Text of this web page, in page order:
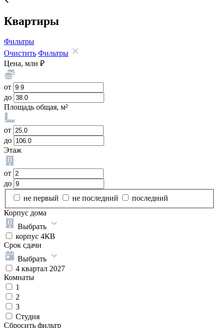
Квартиры
Фильтры
Очистить Фильтры
Цена, млн ₽
от
до
Площадь общая, м²
от
до
Этаж
от
до
не первый
не последний
последний
Корпус дома
Выбрать
корпус 4КВ
Срок сдачи
Выбрать
4 квартал 2027
Комнаты
1
2
3
Студия
Сбросить фильтр